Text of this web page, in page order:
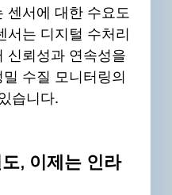
센서에 대한 수요도
서는 디지털 수처리
신뢰성과 연속성을
수질 모니터링의
습니다.
, 이제는 인라